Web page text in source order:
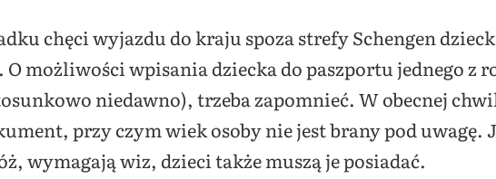
chęci wyjazdu do kraju spoza strefy Schengen
O możliwości wpisania dziecka do paszportu jednego z
niedawno), trzeba zapomnieć. W obecnej
przy czym wiek osoby nie jest brany pod
wymagają wiz, dzieci także muszą je posiadać.